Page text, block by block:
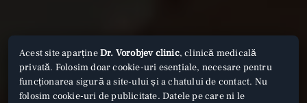
Acest site aparțineDr. Vorobjev clinic, clinică medicală
privată. Folosim doar cookie-uri esențiale, necesare pentru
funcționarea sigură a site-ului și a chatului de contact. Nu
folosim cookie-uri de publicitate. Datele pe care ni le